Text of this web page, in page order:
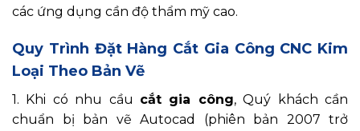
các ứng dụng cần độ thẩm mỹ cao.
Quy Trình Đặt Hàng Cắt Gia Công CNC Kim
Loại Theo Bản Vẽ
1. Khi có nhu cầu cắt gia công, Quý khách cần
chuẩn bị bản vẽ Autocad (phiên bản 2007 trở